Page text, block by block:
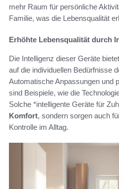
mehr Raum für persönliche
Familie, was die Lebensqualität
Erhöhte Lebensqualität durch
Die Intelligenz dieser Geräte
auf die individuellen Bedürfnisse
Automatische Anpassungen und
sind Beispiele, wie die
Solche *intelligente Geräte für
Komfort, sondern sorgen auch
Kontrolle im Alltag.